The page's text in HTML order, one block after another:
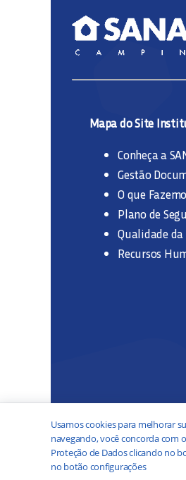
Mapa do Site
Conheça a
Gestão
O que
Plano de
Qualidade da
Recursos
Usamos cookies para melhorar
navegando, você concorda com
Proteção de Dados clicando no
no botão configurações